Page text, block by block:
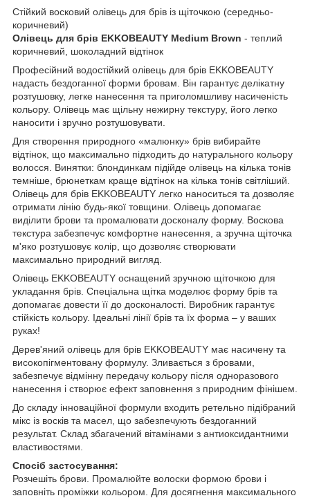
Стійкий восковий олівець для брів із щіточкою (середньо-
коричневий)
Олівець для брів EKKOBEAUTY Medium Brown - теплий
коричневий, шоколадний відтінок
Професійний водостійкий олівець для брів EKKOBEAUTY
надасть бездоганної форми бровам. Він гарантує делікатну
розтушовку, легке нанесення та приголомшливу насиченість
кольору. Олівець має щільну нежирну текстуру, його легко
наносити і зручно розтушовувати.
Для створення природного «малюнку» брів вибирайте
відтінок, що максимально підходить до натурального кольору
волосся. Винятки: блондинкам підійде олівець на кілька тонів
темніше, брюнеткам краще відтінок на кілька тонів світліший.
Олівець для брів EKKOBEAUTY легко наноситься та дозволяє
отримати лінію будь-якої товщини. Олівець допомагає
виділити брови та промалювати досконалу форму. Воскова
текстура забезпечує комфортне нанесення, а зручна щіточка
м'яко розтушовує колір, що дозволяє створювати
максимально природний вигляд.
Олівець EKKOBEAUTY оснащений зручною щіточкою для
укладання брів. Спеціальна щітка моделює форму брів та
допомагає довести її до досконалості. Виробник гарантує
стійкість кольору. Ідеальні лінії брів та їх форма – у ваших
руках!
Дерев'яний олівець для брів EKKOBEAUTY має насичену та
високопігментовану формулу. Зливається з бровами,
забезпечує відмінну передачу кольору після одноразового
нанесення і створює ефект заповнення з природним фінішем.
До складу інноваційної формули входить ретельно підібраний
мікс із восків та масел, що забезпечують бездоганний
результат. Склад збагачений вітамінами з антиоксидантними
властивостями.
Спосіб застосування:
Розчешіть брови. Промалюйте волоски формою брови і
заповніть проміжки кольором. Для досягнення максимального